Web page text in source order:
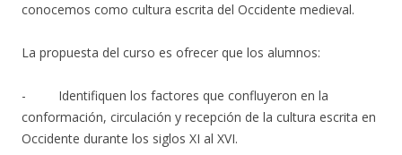
conocemos como cultura escrita del Occidente medieval.
La propuesta del curso es ofrecer que los alumnos:
- Identifiquen los factores que confluyeron en la
conformación, circulación y recepción de la cultura escrita en
Occidente durante los siglos XI al XVI.